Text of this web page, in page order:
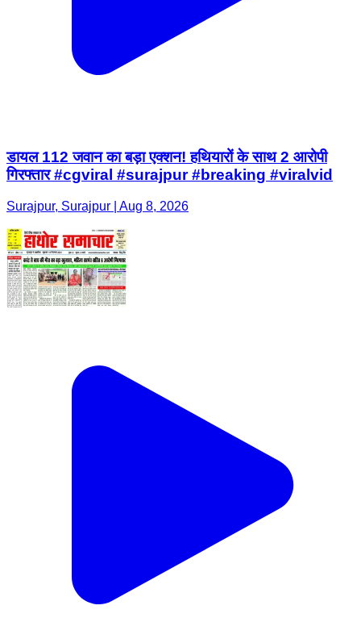
डायल 112 जवान का बड़ा एक्शन! हथियारों के साथ 2 आरोपी
गिरफ्तार #cgviral #surajpur #breaking #viralvid
Surajpur, Surajpur | Aug 8, 2026